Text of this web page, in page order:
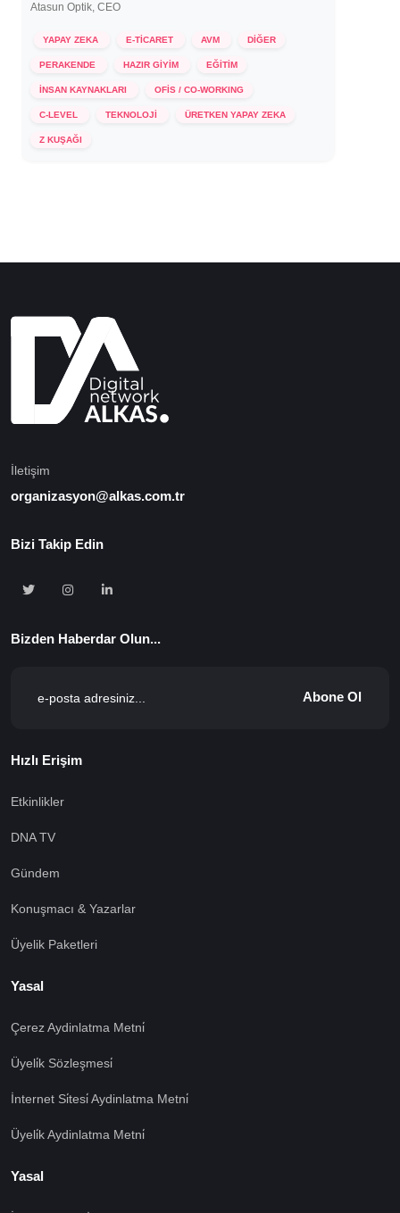
Atasun Optik, CEO
YAPAY ZEKA E-TİCARET AVM DİĞER
PERAKENDE HAZIR GİYİM EĞİTİM
İNSAN KAYNAKLARI OFİS / CO-WORKING
C-LEVEL TEKNOLOJİ ÜRETKEN YAPAY ZEKA
Z KUŞAĞI
İletişim
organizasyon@alkas.com.tr
Bizi Takip Edin
Bizden Haberdar Olun...
Abone Ol
Hızlı Erişim
Etkinlikler
DNA TV
Gündem
Konuşmacı & Yazarlar
Üyelik Paketleri
Yasal
Çerez Aydinlatma Metni̇
Üyeli̇k Sözleşmesi̇
İnternet Si̇tesi̇ Aydinlatma Metni̇
Üyeli̇k Aydinlatma Metni̇
Yasal